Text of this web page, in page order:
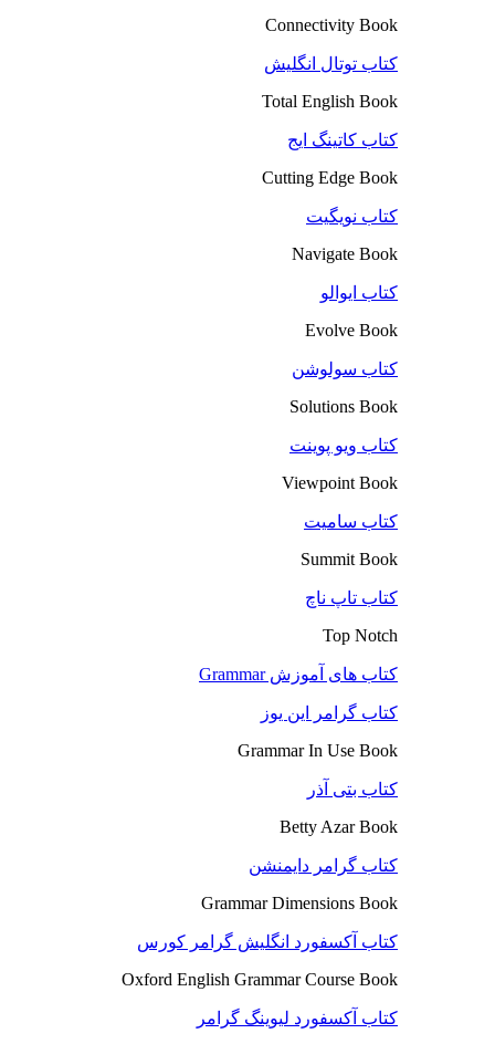
Connectivity Book
کتاب توتال انگلیش
Total English Book
کتاب کاتینگ ایج
Cutting Edge Book
کتاب نویگیت
Navigate Book
کتاب ایوالو
Evolve Book
کتاب سولوشن
Solutions Book
کتاب ویو پوینت
Viewpoint Book
کتاب سامیت
Summit Book
کتاب تاپ ناچ
Top Notch
کتاب های آموزش Grammar
کتاب گرامر این یوز
Grammar In Use Book
کتاب بتی آذر
Betty Azar Book
کتاب گرامر دایمنشن
Grammar Dimensions Book
کتاب آکسفورد انگلیش گرامر کورس
Oxford English Grammar Course Book
کتاب آکسفورد لیوینگ گرامر